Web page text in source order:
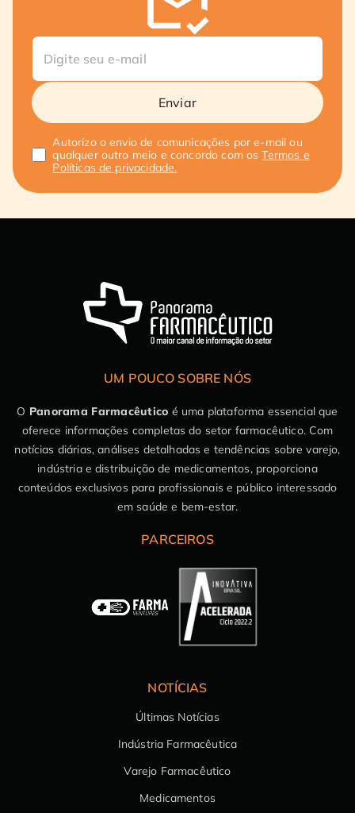
Enviar
Autorizo o envio de comunicações por e-mail ou
qualquer outro meio e concordo com osTermos e
Políticas de privacidade.
UM POUCO SOBRE NÓS
O Panorama Farmacêutico é uma plataforma essencial que
oferece informações completas do setor farmacêutico. Com
notícias diárias, análises detalhadas e tendências sobre varejo,
indústria e distribuição de medicamentos, proporciona
conteúdos exclusivos para profissionais e público interessado
em saúde e bem-estar.
PARCEIROS
NOTÍCIAS
Últimas Notícias
Indústria Farmacêutica
Varejo Farmacêutico
Medicamentos